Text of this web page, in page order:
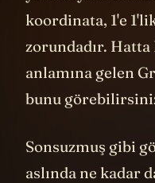
koordinata, 1'e
zorundadır. Hatta
anlamına gelen
bunu
Sonsuzmuş gibi
aslında ne kadar